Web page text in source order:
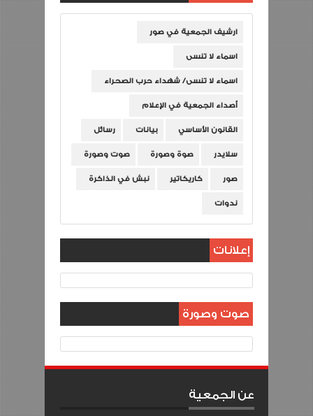
ارشيف الجمعية في صور
اسماء لا تنسى
اسماء لا تنسى/ شهداء حرب الصحراء
أصداء الجمعية في الإعلام
القانون الأساسي بيانات رسائل
سلايدر صوة وصورة صوت وصورة
صور كاريكاتير نبش في الذاكرة
ندوات
إعلانات
صوت وصورة
عن الجمعية